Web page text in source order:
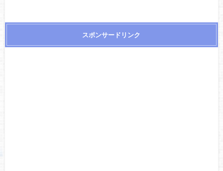
スポンサードリンク